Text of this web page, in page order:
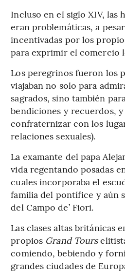
Incluso en el siglo XIV, las
eran problemáticas, a
incentivadas por los
para exprimir el comercio
Los peregrinos fueron los
viajaban no solo para
sagrados, sino también
bendiciones y recuerdos,
confraternizar con los
relaciones sexuales).
La examante del papa
vida regentando posadas
cuales incorporaba el
familia del pontífice y aún
del Campo de’ Fiori.
Las clases altas británicas
propios Grand Tours
comiendo, bebiendo y
grandes ciudades de